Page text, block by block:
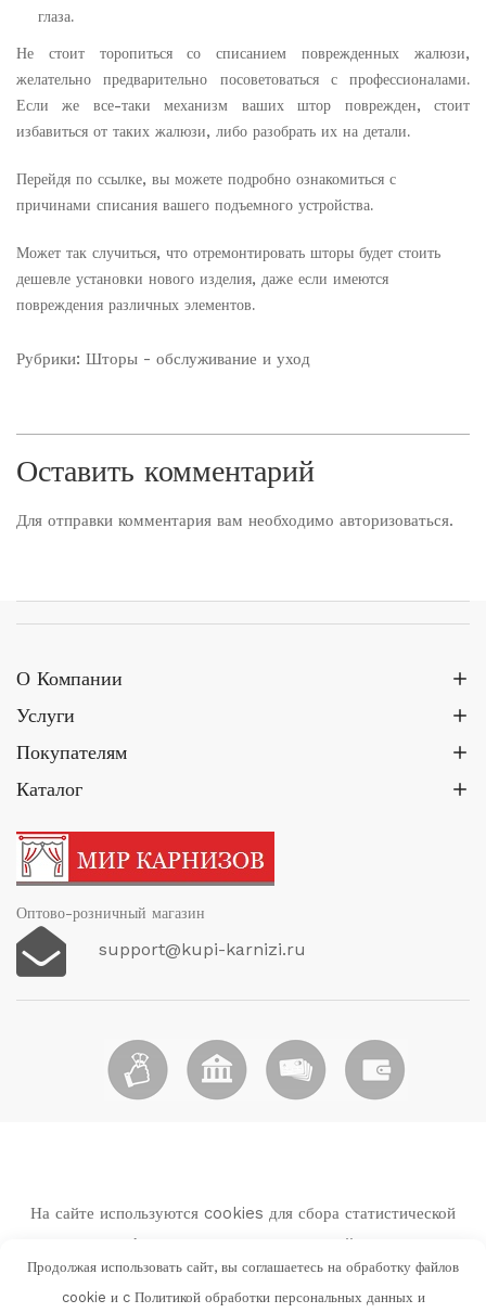
глаза.
Не стоит торопиться со списанием поврежденных жалюзи,
желательно предварительно посоветоваться с профессионалами.
Если же все-таки механизм ваших штор поврежден, стоит
избавиться от таких жалюзи, либо разобрать их на детали.
Перейдя по ссылке, вы можете подробно ознакомиться с
причинами списания вашего подъемного устройства.
Может так случиться, что отремонтировать шторы будет стоить
дешевле установки нового изделия, даже если имеются
повреждения различных элементов.
Рубрики: Шторы - обслуживание и уход
Оставить комментарий
Для отправки комментария вам необходимо авторизоваться.
О Компании
Услуги
Покупателям
Каталог
Оптово-розничный магазин
support@kupi-karnizi.ru
Продолжая использовать сайт, вы соглашаетесь на обработку файлов
cookie и c Политикой обработки персональных данных и
На сайте используются cookies для сбора статистической
информации о пользователях сайта.
Используя данный веб-сайт вы выражаете свое согласие с
Политикой обработки персональных данных и